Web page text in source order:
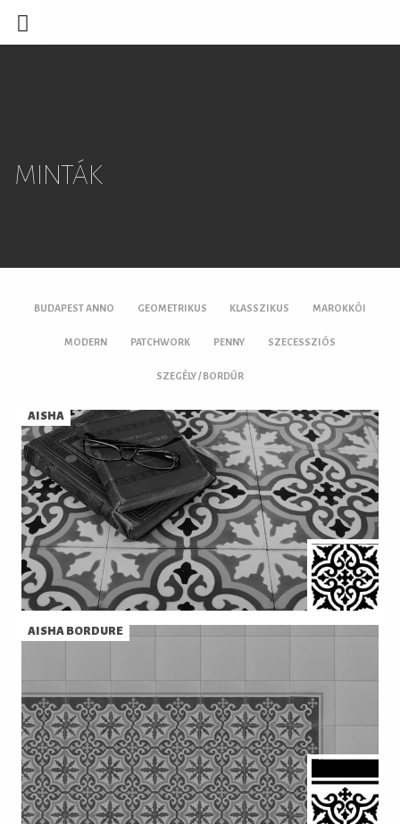
MINTÁK
BUDAPEST ANNO GEOMETRIKUS KLASSZIKUS MAROKKÓI
MODERN PATCHWORK PENNY SZECESSZIÓS
SZEGÉLY / BORDŰR
AISHA
AISHA BORDURE